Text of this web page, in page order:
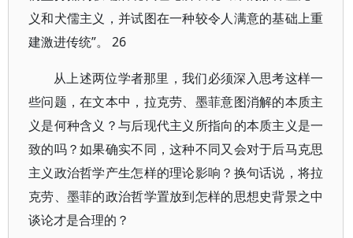
义和犬儒主义，并试图在一种较令人满意的基础上重
建激进传统”。 26
从上述两位学者那里，我们必须深入思考这样一
些问题，在文本中，拉克劳、墨菲意图消解的本质主
义是何种含义？与后现代主义所指向的本质主义是一
致的吗？如果确实不同，这种不同又会对于后马克思
主义政治哲学产生怎样的理论影响？换句话说，将拉
克劳、墨菲的政治哲学置放到怎样的思想史背景之中
谈论才是合理的？